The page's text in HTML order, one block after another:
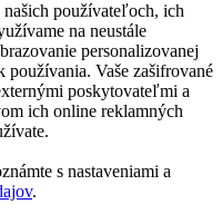
používateľoch, ich
na neustále
personalizovanej
používania. Vaše zašifrované
poskytovateľmi a
ich online reklamných
s nastaveniami a
.